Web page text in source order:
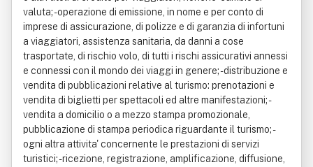
valuta; - operazione di emissione, in nome e per conto di
imprese di assicurazione, di polizze e di garanzia di infortuni
a viaggiatori, assistenza sanitaria, da danni a cose
trasportate, di rischio volo, di tutti i rischi assicurativi annessi
e connessi con il mondo dei viaggi in genere; - distribuzione e
vendita di pubblicazioni relative al turismo: prenotazioni e
vendita di biglietti per spettacoli ed altre manifestazioni; -
vendita a domicilio o a mezzo stampa promozionale,
pubblicazione di stampa periodica riguardante il turismo; -
ogni altra attivita' concernente le prestazioni di servizi
turistici; - ricezione, registrazione, amplificazione, diffusione,